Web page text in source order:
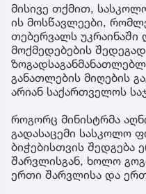
მისივე თქმით,
ის მოსწავლეები,
თებერვალს უკრაინაში
მოქმედებების
განათლების მიღების
არიან საქართველოს
როგორც მინისტრმა
გადასაცემი სასკოლო
ბიჭებისთვის შედგება
შარვლისგან, ხოლო
ერთი შარვლისა და